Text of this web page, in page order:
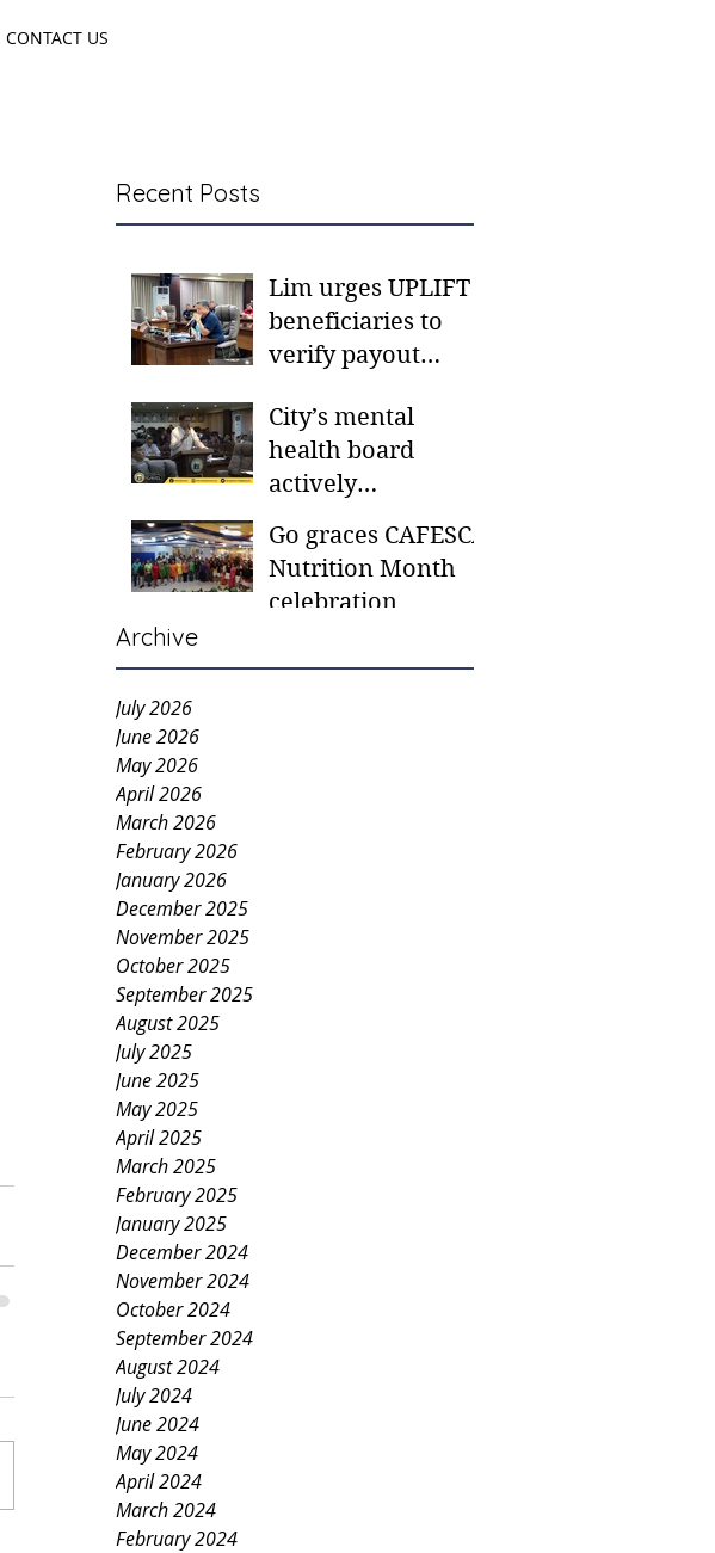
CONTACT US
Recent Posts
Lim urges UPLIFT
beneficiaries to
verify payout
CSWD district sites
City’s mental
health board
actively
students in need -
Gaane
Go graces CAFESCA
Nutrition Month
celebration
Archive
July 2026
June 2026
May 2026
April 2026
March 2026
February 2026
January 2026
December 2025
November 2025
October 2025
September 2025
August 2025
July 2025
June 2025
May 2025
April 2025
March 2025
February 2025
January 2025
December 2024
November 2024
October 2024
September 2024
August 2024
July 2024
June 2024
May 2024
April 2024
March 2024
February 2024